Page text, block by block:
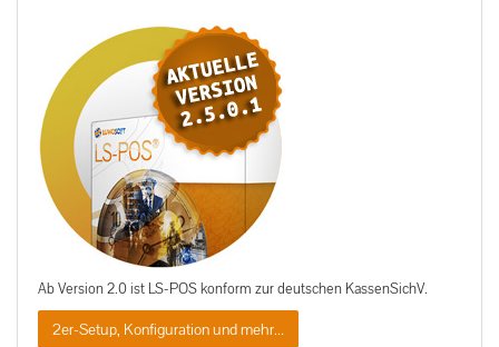
Ab Version 2.0 ist LS-POS konform zur deutschen KassenSichV.
2er-Setup, Konfiguration und mehr...